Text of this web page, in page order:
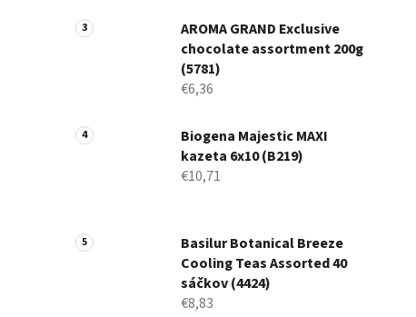
AROMA GRAND Exclusive
chocolate assortment 200g
(5781)
€6,36
Biogena Majestic MAXI
kazeta 6x10 (B219)
€10,71
Basilur Botanical Breeze
Cooling Teas Assorted 40
sáčkov (4424)
€8,83